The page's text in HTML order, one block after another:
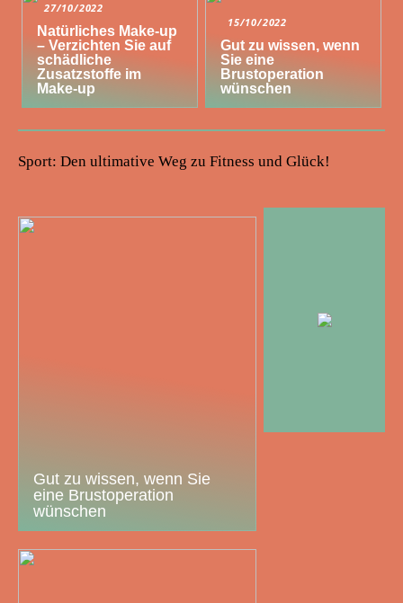
27/10/2022
Natürliches Make-up
– Verzichten Sie auf
schädliche
Zusatzstoffe im
Make-up
15/10/2022
Gut zu wissen, wenn
Sie eine
Brustoperation
wünschen
Sport: Den ultimative Weg zu Fitness und Glück!
Gut zu wissen, wenn Sie
eine Brustoperation
wünschen